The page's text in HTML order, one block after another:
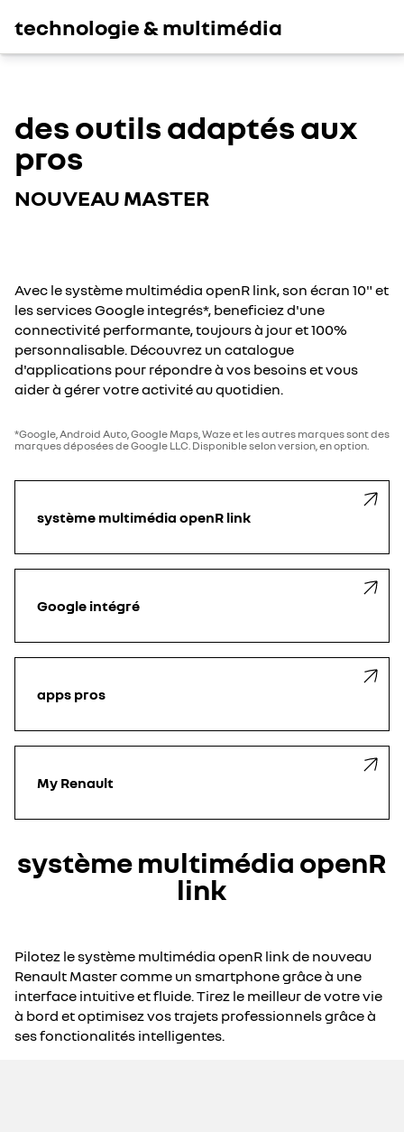
technologie & multimédia
des outils adaptés aux
pros
NOUVEAU MASTER
Avec le système multimédia openR link, son écran 10" et
les services Google integrés*, beneficiez d'une
connectivité performante, toujours à jour et 100%
personnalisable. Découvrez un catalogue
d'applications pour répondre à vos besoins et vous
aider à gérer votre activité au quotidien.
*Google, Android Auto, Google Maps, Waze et les autres marques sont des
marques déposées de Google LLC. Disponible selon version, en option.
système multimédia openR link
Google intégré
apps pros
My Renault
système multimédia openR
link
Pilotez le système multimédia openR link de nouveau
Renault Master comme un smartphone grâce à une
interface intuitive et fluide. Tirez le meilleur de votre vie
à bord et optimisez vos trajets professionnels grâce à
ses fonctionalités intelligentes.